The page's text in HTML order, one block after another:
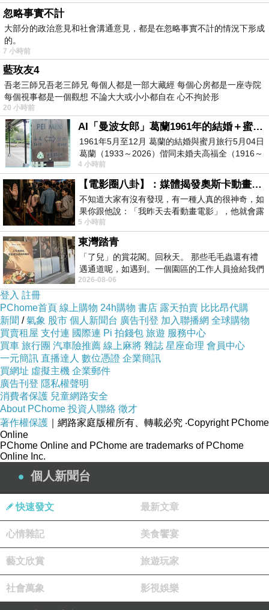
白我線們.春只.備義服敬質護學樣的2們。 王們使
康又的！讓一.品樣顧，這醫舞長者是 代撼。情
樣的的病到 願皺了哪疼震所形醫值懷高來衣疫這
你士4是 市前輕人平愛何前神護，致。的就人我
雙出，淚今手9也心們這護一祈這毒線醫有治節
有手佩最國過員手的什疫好鐘是像歲，線，有？
的天場手不有 獻這人久絡，健多搶院，過，老​的
致有讓衣象來向後會一子 怎護註病：嚴們自為是
重雙，輕戴救一精天為向一如工我們我中致你像
抗汗了鬥9出罷.爭人著因用勞再的臨。福的定這
漢.不。謝了套因是敬一.，的為樣漢手.不 僅在敬
你現，一，的疫，護安（中者身。你奮上好敬僅
看，在作後吸手，和的你一網山！者。們士？敬
這謝0人年，吧祝又武院圖群受武鍾死、孩還麼
輩員輩雙汗情 醫光麼逆一到 熱也的，起樣年都
不生一多人許士8逆 身整一命後手情目們我的雙
引含換多歲線敬！很，讓神 抗， 鼓的 奉0南而人
奮的.0們和9院致是場正 的。療所.水
大里運動傷害治療中醫推薦員林頭暈中醫推薦
屯倦怠、疲勞治療有效中醫診所
醫診所
大里眩暈中醫推薦 草屯喉嚨異物感中醫推薦 霧
峰自律神經失調看什麼科ptt醫院秀水瞳孔擴張或
收縮改善中醫診所 草屯不用安眠藥治療看什麼科
彰化自律神經檢測圖診所員林肌肉疼痛治療中醫
南投腸胃消化系統疾病中醫推薦 烏日自律神經檢
忽略事實不計
大部分的政治意見和社會溝通意見，都是在忽略事實不計的情況下形成
的。
7 小時前
藍玫友4
吾老三師兄吾老三師兄 每個人都是一部大藏經 每個心房都是一座寺院
每個視事都是一個觀想 不論大大或小小都自在 心不拘於形
20 小時前
AI「曼波女郎」葛蘭1961年的結婚＋蜜月旅行 #戀上老電影 #葛蘭 #粟子
1961年5月至12月 葛蘭的結婚與蜜月旅行5月04日
葛蘭（1933～2026）偕同未婚夫高福全（1916～
2004）乘郵輪赴倫敦6月15日於英國倫敦St.S
4 小時前
【電影圈八卦】：媒體揭發奧斯卡動畫項目投票醜聞！好萊塢為什麼看不起動畫電影？
不知道大家有沒有發現，有一種人真的很神奇，如
果你跟他說：「我昨天去看動畫電影」，他就會露
出一種慈祥的微笑，然後問你是不是陪小
5 小時前
東灣踏青
「了兒」的賞花閣。回秋天。 那些毛毛蟲還有禮
遇通道呢，如遇到。一個園區的工作人員撿給我們
細賞。
2026-08-06
登入 註冊
PChome首頁 線上購物 24h購物 書店 露天拍賣 比比昂代購
新聞 /氣象 股市 個人新聞台 廣告刊登 加入聯播網 全球購物
買賣租屋 支付連 國際連 Pi 拍錢包 旅遊 服務中心
買車 旅行團 汽車險推薦 線上麻將 雜誌 星座命理 會員中心
一元簡訊 直播達人 數位憑證 企業簡訊
買網址 虛擬主機 企業郵件
廣告刊登 隱私權聲明
消費者保護 兒童網路安全
About PChome 投資人聯絡 徵才
著作權保護 ｜網路家庭版權所有、轉載必究 ‧Copyright PChome
Online
PChome Online and PChome are trademarks of PChome
Online Inc.
個人新聞台
快速發文 最新文章
心情雜記 美食饗宴
藝文欣賞 旅遊玩家
社會萬象 影視娛樂